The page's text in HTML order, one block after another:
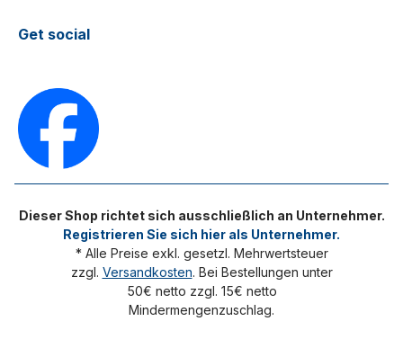
Get social
Dieser Shop richtet sich ausschließlich an Unternehmer.
Registrieren Sie sich hier als Unternehmer.
* Alle Preise exkl. gesetzl. Mehrwertsteuer
zzgl. Versandkosten. Bei Bestellungen unter
50€ netto zzgl. 15€ netto
Mindermengenzuschlag.